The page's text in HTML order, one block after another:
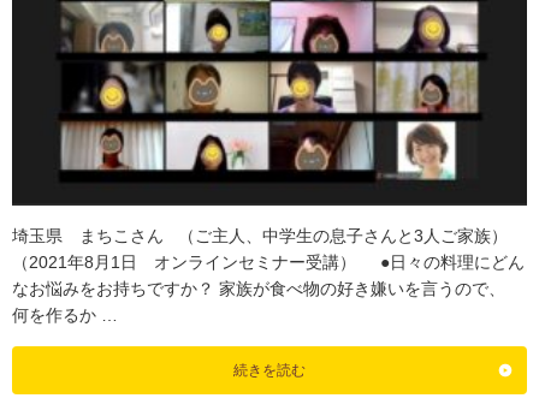
埼玉県 まちこさん （ご主人、中学生の息子さんと3人ご家族）
（2021年8月1日 オンラインセミナー受講） ●日々の料理にどん
なお悩みをお持ちですか？ 家族が食べ物の好き嫌いを言うので、
何を作るか …
続きを読む